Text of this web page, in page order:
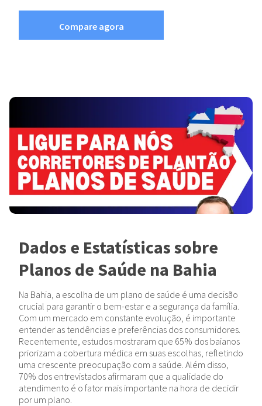
Compare agora
Dados e Estatísticas sobre
Planos de Saúde na Bahia
Na Bahia, a escolha de um plano de saúde é uma decisão
crucial para garantir o bem-estar e a segurança da família.
Com um mercado em constante evolução, é importante
entender as tendências e preferências dos consumidores.
Recentemente, estudos mostraram que 65% dos baianos
priorizam a cobertura médica em suas escolhas, refletindo
uma crescente preocupação com a saúde. Além disso,
70% dos entrevistados afirmaram que a qualidade do
atendimento é o fator mais importante na hora de decidir
por um plano.